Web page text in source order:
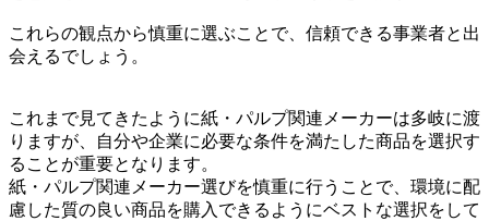
これらの観点から慎重に選ぶことで、信頼できる事業者と出
会えるでしょう。
これまで見てきたように紙・パルプ関連メーカーは多岐に渡
りますが、自分や企業に必要な条件を満たした商品を選択す
ることが重要となります。
紙・パルプ関連メーカー選びを慎重に行うことで、環境に配
慮した質の良い商品を購入できるようにベストな選択をして